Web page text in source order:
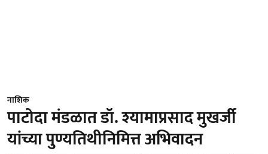
नाशिक
पाटोदा मंडळात डॉ. श्यामाप्रसाद मुखर्जी
यांच्या पुण्यतिथीनिमित्त अभिवादन